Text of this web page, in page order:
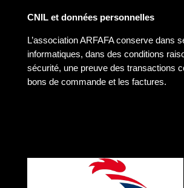
CNIL et données personnelles
L’association ARFAFA conserve dans
informatiques, dans des conditions
sécurité, une preuve des transactions
bons de commande et les factures.